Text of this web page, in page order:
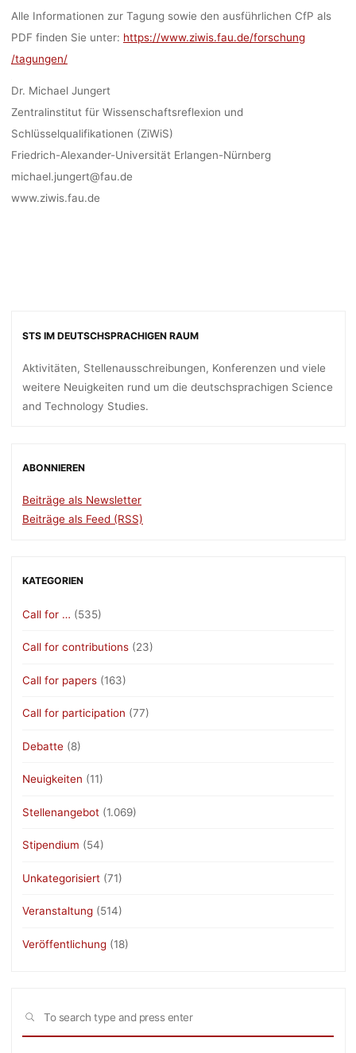
Alle Informationen zur Tagung sowie den ausführlichen CfP als
PDF finden Sie unter: https://www.ziwis.fau.de/forschung
/tagungen/
Dr. Michael Jungert
Zentralinstitut für Wissenschaftsreflexion und
Schlüsselqualifikationen (ZiWiS)
Friedrich-Alexander-Universität Erlangen-Nürnberg
michael.jungert@fau.de
www.ziwis.fau.de
STS IM DEUTSCHSPRACHIGEN RAUM
Aktivitäten, Stellenausschreibungen, Konferenzen und viele
weitere Neuigkeiten rund um die deutschsprachigen Science
and Technology Studies.
ABONNIEREN
Beiträge als Newsletter
Beiträge als Feed (RSS)
KATEGORIEN
Call for … (535)
Call for contributions (23)
Call for papers (163)
Call for participation (77)
Debatte (8)
Neuigkeiten (11)
Stellenangebot (1.069)
Stipendium (54)
Unkategorisiert (71)
Veranstaltung (514)
Veröffentlichung (18)
SEARCH